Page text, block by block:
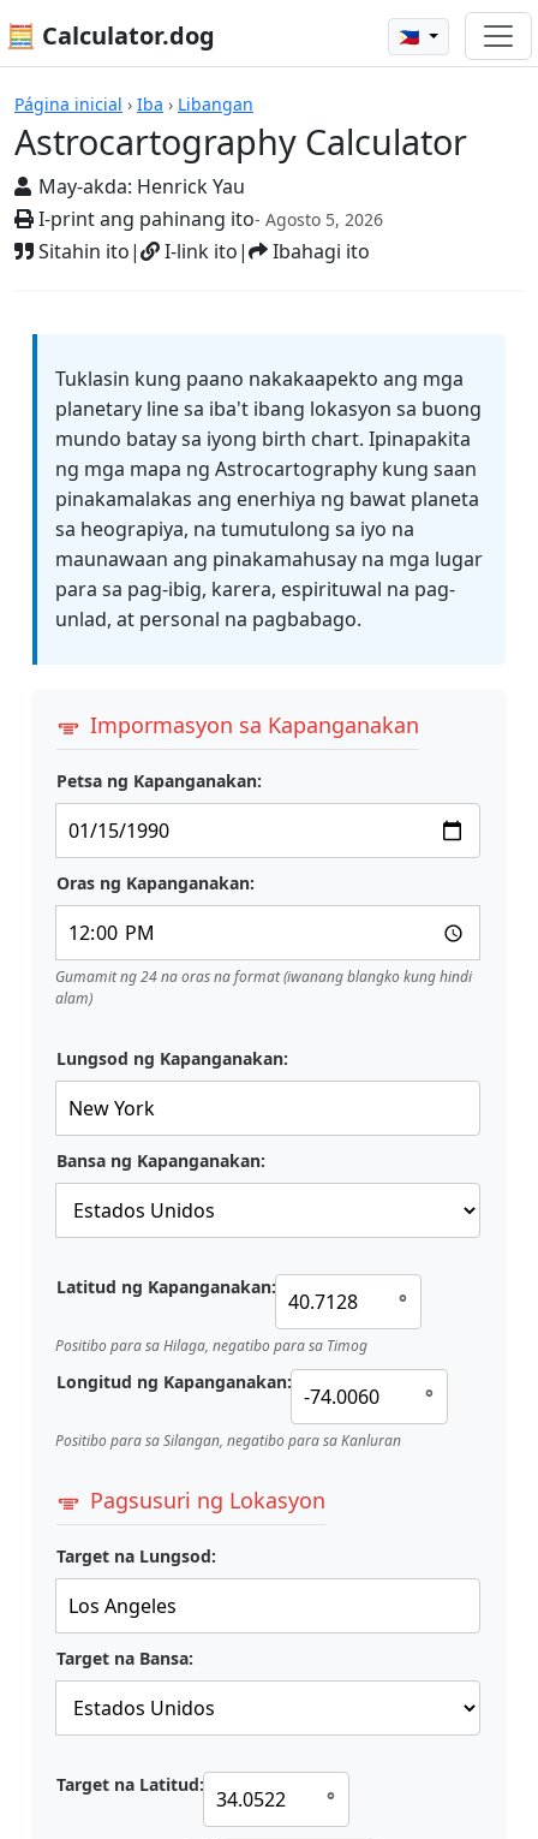
🧮 Calculator.dog 🇵🇭
Página inicial › Iba › Libangan
Astrocartography Calculator
May-akda: Henrick Yau
I-print ang pahinang ito- Agosto 5, 2026
Sitahin ito| I-link ito| Ibahagi ito
Mga Kalkulador
Tuklasin kung paano nakakaapekto ang mga
planetary line sa iba't ibang lokasyon sa buong
mundo batay sa iyong birth chart. Ipinapakita
ng mga mapa ng Astrocartography kung saan
pinakamalakas ang enerhiya ng bawat planeta
sa heograpiya, na tumutulong sa iyo na
maunawaan ang pinakamahusay na mga lugar
para sa pag-ibig, karera, espirituwal na pag-
unlad, at personal na pagbabago.
Impormasyon sa Kapanganakan
Petsa ng Kapanganakan:
Oras ng Kapanganakan:
Gumamit ng 24 na oras na format (iwanang blangko kung hindi
alam)
Lungsod ng Kapanganakan:
Bansa ng Kapanganakan:
Latitud ng Kapanganakan:
°
Positibo para sa Hilaga, negatibo para sa Timog
Longitud ng Kapanganakan:
°
Positibo para sa Silangan, negatibo para sa Kanluran
Pagsusuri ng Lokasyon
Target na Lungsod:
Target na Bansa:
Target na Latitud:
°